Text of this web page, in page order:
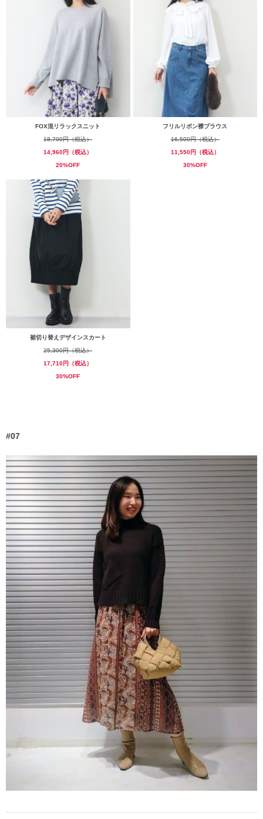
FOX混リラックスニット
18,700円（税込）
14,960円（税込）
20%OFF
フリルリボン襟ブラウス
16,500円（税込）
11,550円（税込）
30%OFF
裾切り替えデザインスカート
25,300円（税込）
17,710円（税込）
30%OFF
#07